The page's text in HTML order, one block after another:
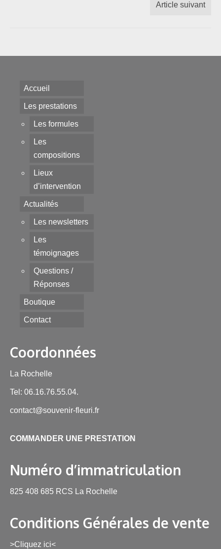
Contact
Article suivant
Accueil
Les prestations
Les formules
Les
compositions
Lieux
d’intervention
Actualités
Les newsletters
Les
témoignages
Questions /
Réponses
Boutique
Contact
Coordonnées
La Rochelle
Tel: 06.16.76.55.04.
contact@souvenir-fleuri.fr
COMMANDER UNE PRESTATION
Numéro d’immatriculation
825 408 685 RCS La Rochelle
Conditions Générales de vente
>Cliquez ici<